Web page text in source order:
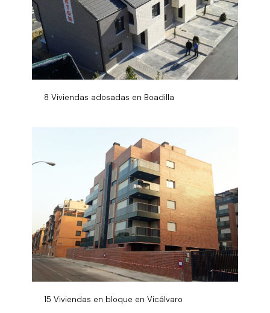
8 Viviendas adosadas en Boadilla
15 Viviendas en bloque en Vicálvaro